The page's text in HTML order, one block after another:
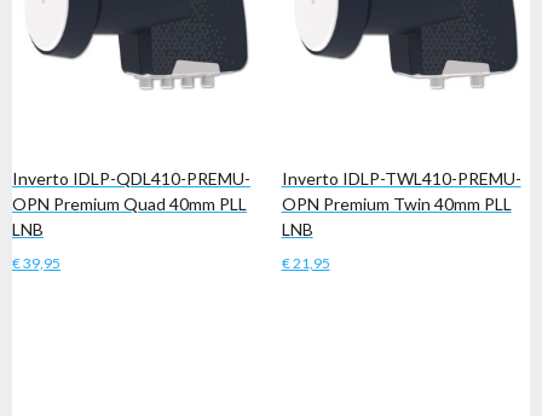
Inverto IDLP-QDL410-PREMU-
OPN Premium Quad 40mm PLL
LNB
€39,95
Inverto IDLP-TWL410-PREMU-
OPN Premium Twin 40mm PLL
LNB
€21,95